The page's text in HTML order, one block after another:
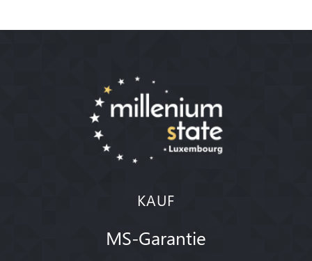
KAUF
MS-Garantie